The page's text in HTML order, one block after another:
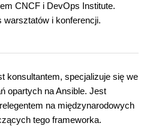
CNCF i DevOps Institute.
warsztatów i konferencji.
konsultantem, specjalizuje się we
opartych na Ansible. Jest
na międzynarodowych
tego frameworka.